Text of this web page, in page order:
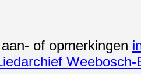
of opmerkingen
Weebosch-